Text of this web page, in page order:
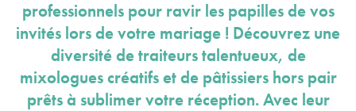
professionnels pour ravir les papilles de vos
invités lors de votre mariage ! Découvrez une
diversité de traiteurs talentueux, de
mixologues créatifs et de pâtissiers hors pair
prêts à sublimer votre réception. Avec leur